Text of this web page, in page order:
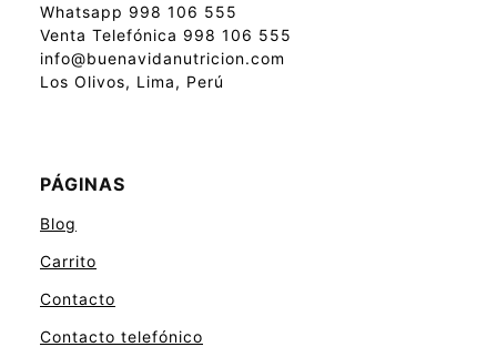
Whatsapp 998 106 555
Venta Telefónica 998 106 555
info@buenavidanutricion.com
Los Olivos, Lima, Perú
PÁGINAS
Blog
Carrito
Contacto
Contacto telefónico